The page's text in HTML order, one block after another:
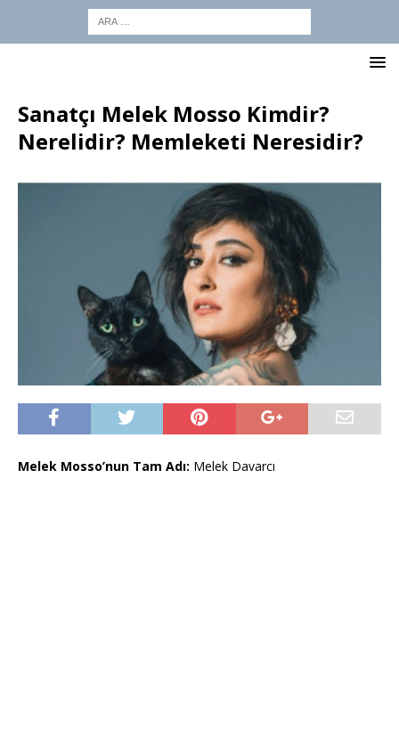
Sanatçı Melek Mosso Kimdir?
Nerelidir? Memleketi Neresidir?
Melek Mosso’nun Tam Adı: Melek Davarcı